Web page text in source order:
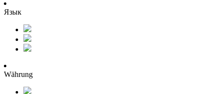
Язык
Währung